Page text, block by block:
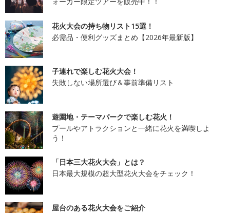
花火大会の持ち物リスト15選！
必需品・便利グッズまとめ【2026年最新版】
子連れで楽しむ花火大会！
失敗しない場所選び＆事前準備リスト
遊園地・テーマパークで楽しむ花火！
プールやアトラクションと一緒に花火を満喫しよ
う！
「日本三大花火大会」とは？
日本最大規模の超大型花火大会をチェック！
屋台のある花火大会をご紹介